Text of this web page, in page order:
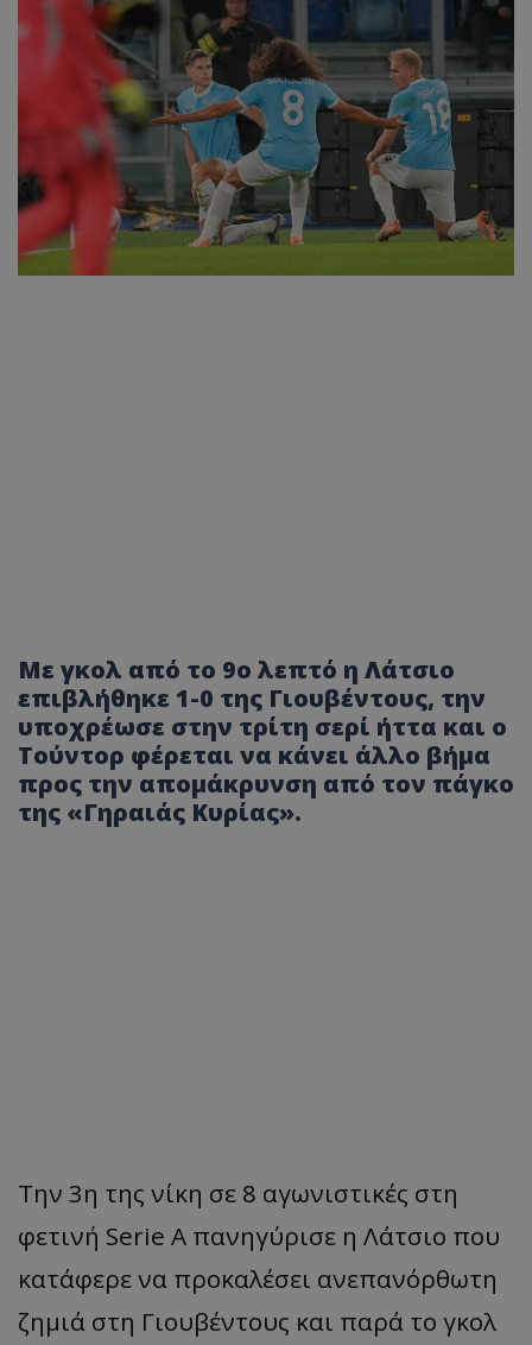
Με γκολ από το 9ο λεπτό η Λάτσιο
επιβλήθηκε 1-0 της Γιουβέντους, την
υποχρέωσε στην τρίτη σερί ήττα και ο
Τούντορ φέρεται να κάνει άλλο βήμα
προς την απομάκρυνση από τον πάγκο
της «Γηραιάς Κυρίας».
Την 3η της νίκη σε 8 αγωνιστικές στη
φετινή Serie A πανηγύρισε η Λάτσιο που
κατάφερε να προκαλέσει ανεπανόρθωτη
ζημιά στη Γιουβέντους και παρά το γκολ